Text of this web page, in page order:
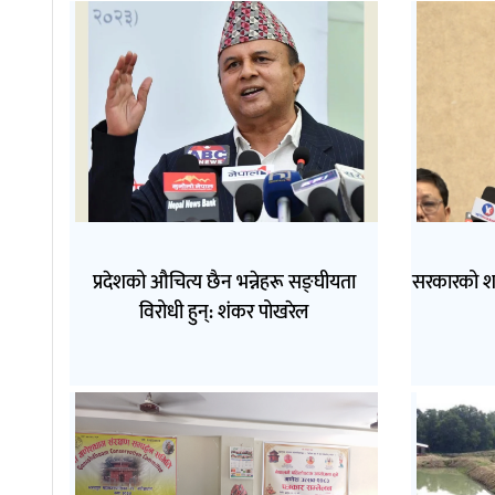
प्रदेशको औचित्य छैन भन्नेहरू सङ्घीयता
विरोधी हुन्: शंकर पोखरेल
सरकारको